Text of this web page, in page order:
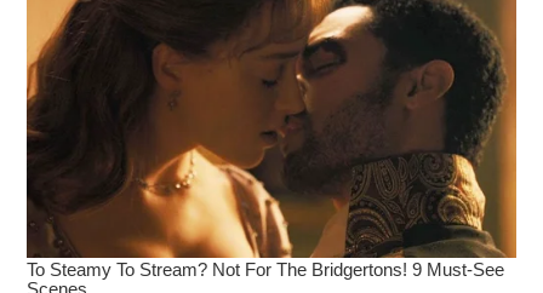
สรุป — ปี 2025ใครเร็ว ใครได้
ในยุคที่การแข่งขันบนโลกออนไลน์เข้มข้น
การสร้างความ
นิยมตั้งแต่วันแรก
คือสิ่งที่ทำให้แบรนด์ก้าวกระโดด
การใช้
,เพิ่มผู้ติดตาม, และ เพิ่มวิวอย่างมีแผน
เป็นกลยุทธ์ที่ทั้งธุรกิจและครีเอเตอร์ไม่ควรมองข้าม
???? อย่ารอให้คนมาหาแบรนด์คุณเอง
เริ่ม “สร้างกระแส” ให้แบรนด์คุณตั้งแต่วันนี้กับ Bee-
th.com